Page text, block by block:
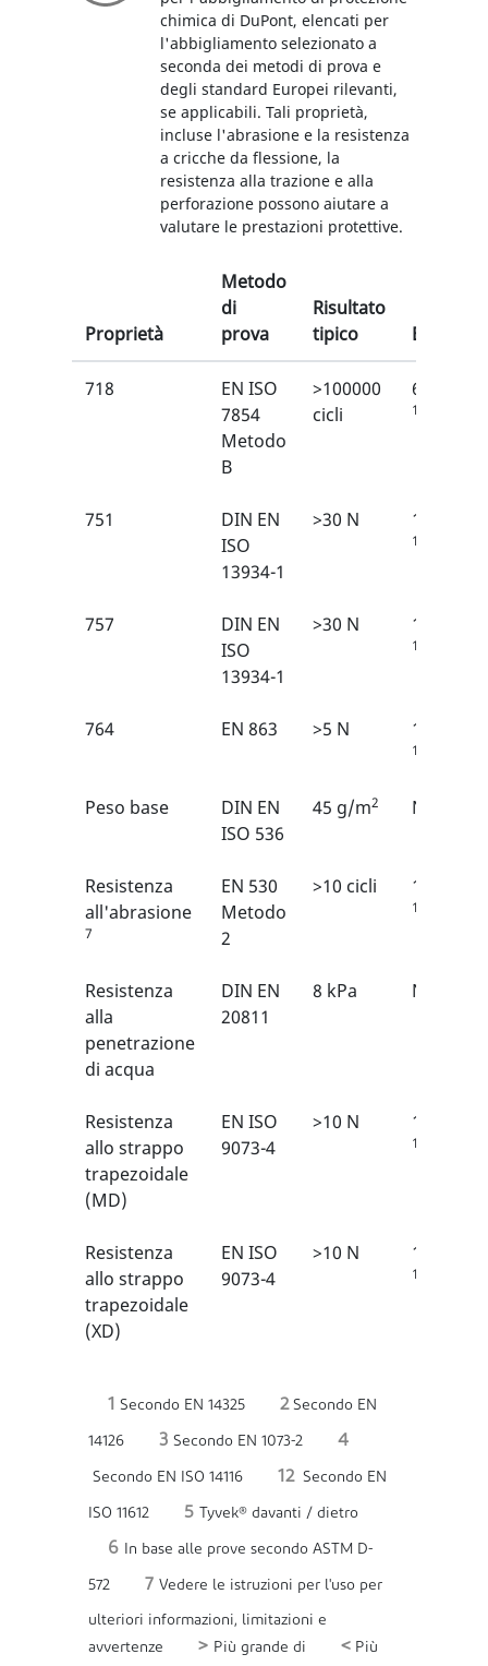
chimica di DuPont, elencati per
l'abbigliamento selezionato a
seconda dei metodi di prova e
degli standard Europei rilevanti,
se applicabili. Tali proprietà,
incluse l'abrasione e la resistenza
a cricche da flessione, la
resistenza alla trazione e alla
perforazione possono aiutare a
valutare le prestazioni protettive.
Proprietà
Metodo
di
prova
Risultato
tipico
EN
718
EN ISO
7854
Metodo
B
>100000
cicli
6/6
1
751
DIN EN
ISO
13934-1
>30 N 1/6
1
757
DIN EN
ISO
13934-1
>30 N 1/6
1
764 EN 863 >5 N 1/6
1
Peso base
DIN EN
ISO 536
45 g/m2 N/A
Resistenza
all'abrasione
7
EN 530
Metodo
2
>10 cicli 1/6
1
Resistenza
alla
penetrazione
di acqua
DIN EN
20811
8 kPa N/A
Resistenza
allo strappo
trapezoidale
(MD)
EN ISO
9073-4
>10 N 1/6
1
Resistenza
allo strappo
trapezoidale
(XD)
EN ISO
9073-4
>10 N 1/6
1
1 Secondo EN 14325 2Secondo EN
14126 3 Secondo EN 1073-2 4
Secondo EN ISO 14116 12Secondo EN
ISO 11612 5 Tyvek® davanti / dietro
6 In base alle prove secondo ASTM D-
572 7 Vedere le istruzioni per l'uso per
ulteriori informazioni, limitazioni e
avvertenze
> Più grande di < Più